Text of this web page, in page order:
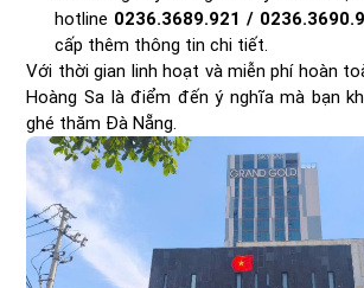
hotline 0236.3689.921 /
cấp thêm thông tin chi tiết.
Với thời gian linh hoạt và miễn phí hoàn
Hoàng Sa là điểm đến ý nghĩa mà bạn
ghé thăm Đà Nẵng.